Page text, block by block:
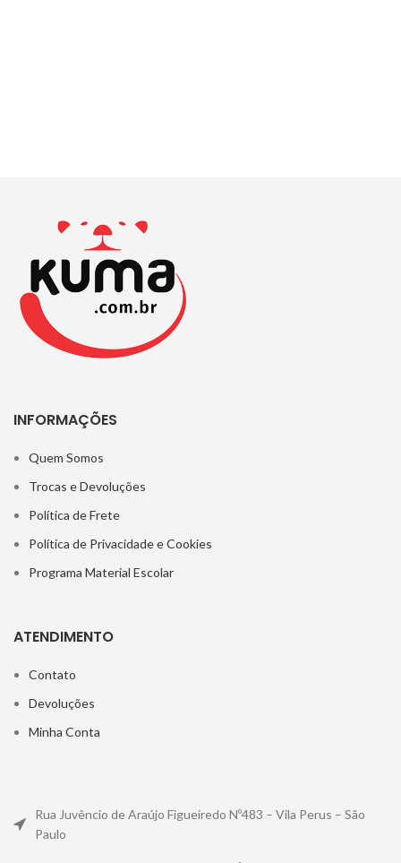
INFORMAÇÕES
Quem Somos
Trocas e Devoluções
Política de Frete
Política de Privacidade e Cookies
Programa Material Escolar
ATENDIMENTO
Contato
Devoluções
Minha Conta
Rua Juvêncio de Araújo Figueiredo Nº483 – Vila Perus – São
Paulo